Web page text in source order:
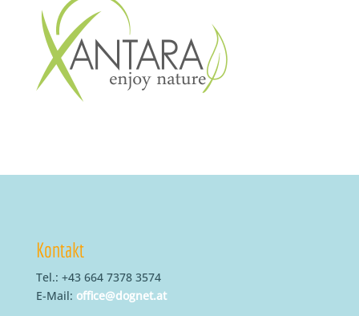
Kontakt
Tel.: +43 664 7378 3574
E-Mail: office@dognet.at